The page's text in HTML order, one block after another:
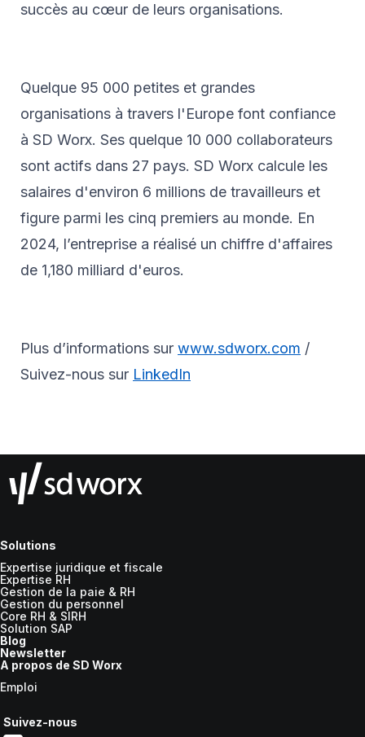
succès au cœur de leurs organisations.
Quelque 95 000 petites et grandes
organisations à travers l'Europe font confiance
à SD Worx. Ses quelque 10 000 collaborateurs
sont actifs dans 27 pays. SD Worx calcule les
salaires d'environ 6 millions de travailleurs et
figure parmi les cinq premiers au monde. En
2024, l’entreprise a réalisé un chiffre d'affaires
de 1,180 milliard d'euros.
Plus d’informations sur www.sdworx.com /
Suivez-nous sur LinkedIn
Solutions
Expertise juridique et fiscale
Expertise RH
Gestion de la paie & RH
Gestion du personnel
Core RH & SIRH
Solution SAP
Blog
Newsletter
A propos de SD Worx
Emploi
Suivez-nous